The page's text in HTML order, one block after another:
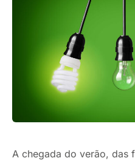
A chegada do verão, das